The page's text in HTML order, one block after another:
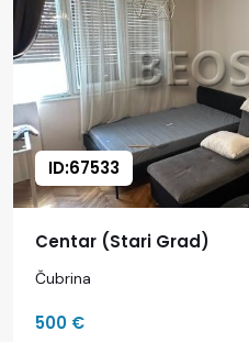
ID:67533
Centar (Stari Grad)
Čubrina
500 €